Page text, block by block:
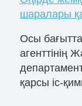
шаралары
Осы бағытта
қарсы іс-